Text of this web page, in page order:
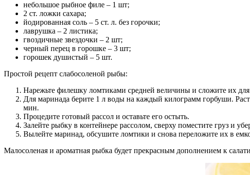
небольшое рыбное филе – 1 шт;
2 ст. ложки сахара;
йодированная соль – 5 ст. л. без горочки;
лаврушка – 2 листика;
гвоздичные звездочки – 2 шт;
черный перец в горошке – 3 шт;
горошек душистый – 5 шт.
Простой рецепт слабосоленой рыбы:
Нарежьте филешку ломтиками средней величины и сложите их
Для маринада берите 1 л воды на каждый килограмм горбуши.
мин.
Процедите готовый рассол и оставьте его остыть.
Залейте рыбку в контейнере рассолом, сверху поместите груз и
Вылейте маринад, обсушите ломтики и снова переложите их в
Малосоленая и ароматная рыбка будет прекрасным дополнением к